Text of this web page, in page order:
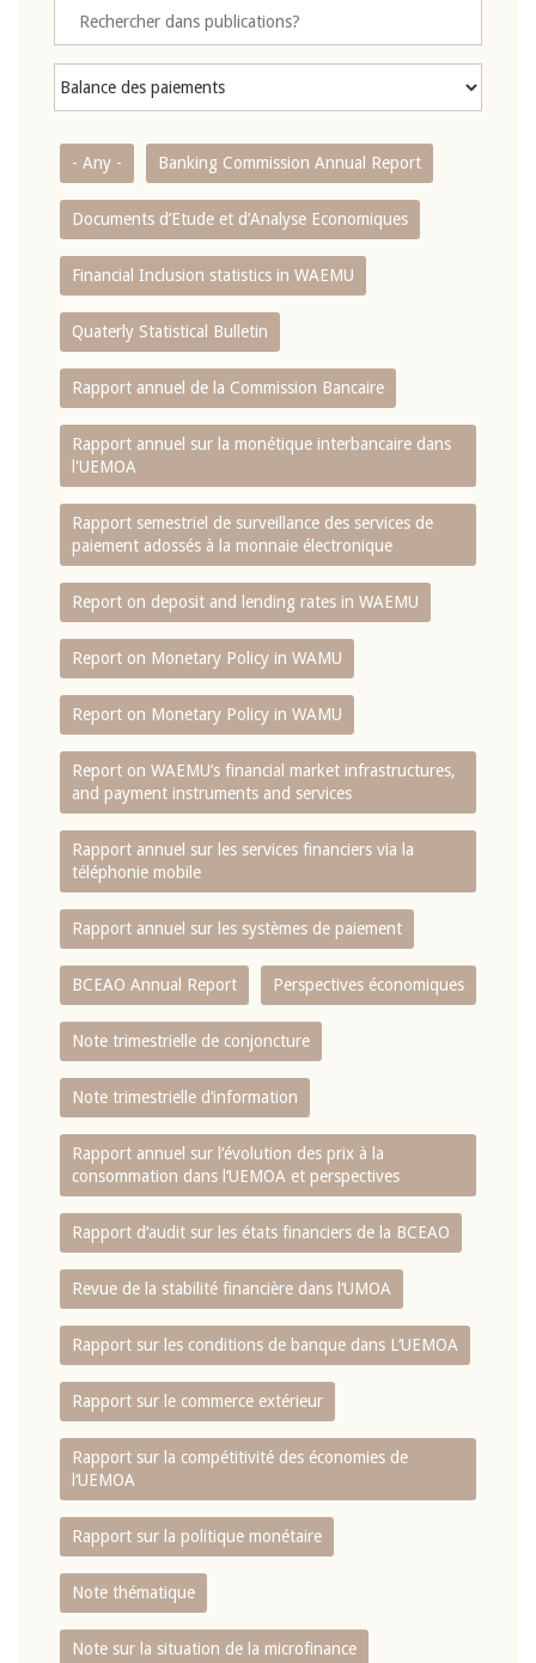
- Any - Banking Commission Annual Report
Documents d’Etude et d’Analyse Economiques
Financial Inclusion statistics in WAEMU
Quaterly Statistical Bulletin
Rapport annuel de la Commission Bancaire
Rapport annuel sur la monétique interbancaire dans
l'UEMOA
Rapport semestriel de surveillance des services de
paiement adossés à la monnaie électronique
Report on deposit and lending rates in WAEMU
Report on Monetary Policy in WAMU
Report on Monetary Policy in WAMU
Report on WAEMU’s financial market infrastructures,
and payment instruments and services
Rapport annuel sur les services financiers via la
téléphonie mobile
Rapport annuel sur les systèmes de paiement
BCEAO Annual Report Perspectives économiques
Note trimestrielle de conjoncture
Note trimestrielle d‘information
Rapport annuel sur l‘évolution des prix à la
consommation dans l‘UEMOA et perspectives
Rapport d‘audit sur les états financiers de la BCEAO
Revue de la stabilité financière dans l‘UMOA
Rapport sur les conditions de banque dans L‘UEMOA
Rapport sur le commerce extérieur
Rapport sur la compétitivité des économies de
l‘UEMOA
Rapport sur la politique monétaire
Note thématique
Note sur la situation de la microfinance